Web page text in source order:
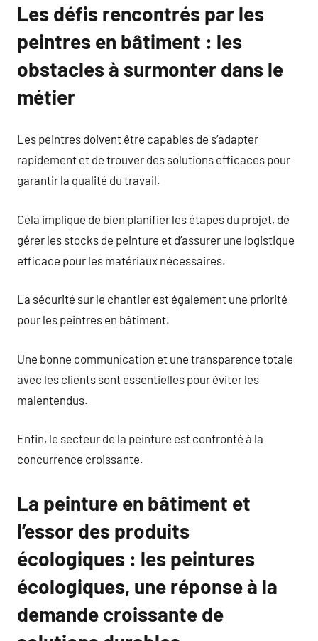
Les défis rencontrés par les
peintres en bâtiment : les
obstacles à surmonter dans le
métier
Les peintres doivent être capables de s’adapter
rapidement et de trouver des solutions efficaces pour
garantir la qualité du travail.
Cela implique de bien planifier les étapes du projet, de
gérer les stocks de peinture et d’assurer une logistique
efficace pour les matériaux nécessaires.
La sécurité sur le chantier est également une priorité
pour les peintres en bâtiment.
Une bonne communication et une transparence totale
avec les clients sont essentielles pour éviter les
malentendus.
Enfin, le secteur de la peinture est confronté à la
concurrence croissante.
La peinture en bâtiment et
l’essor des produits
écologiques : les peintures
écologiques, une réponse à la
demande croissante de